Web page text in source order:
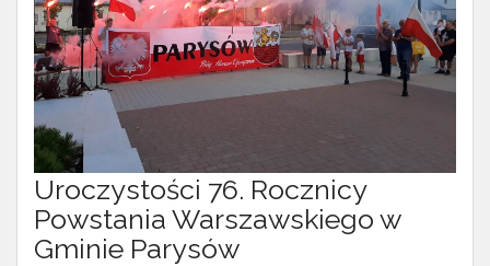
Uroczystości 76. Rocznicy
Powstania Warszawskiego w
Gminie Parysów